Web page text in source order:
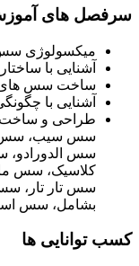
سرفصل های
میکسولوژی سس
آشنایی با
ساخت سس
آشنایی با
طراحی و ساخت
سس سیب، سس
سس
کلاسیک، سس
سس تار تار،
بشامل، سس
کسب توانایی ها